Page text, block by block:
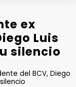
ex
Luis
silencio
del BCV, Diego